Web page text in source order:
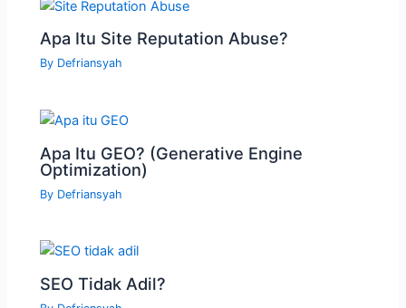
Apa Itu Site Reputation Abuse?
By Defriansyah
Apa Itu GEO? (Generative Engine
Optimization)
By Defriansyah
SEO Tidak Adil?